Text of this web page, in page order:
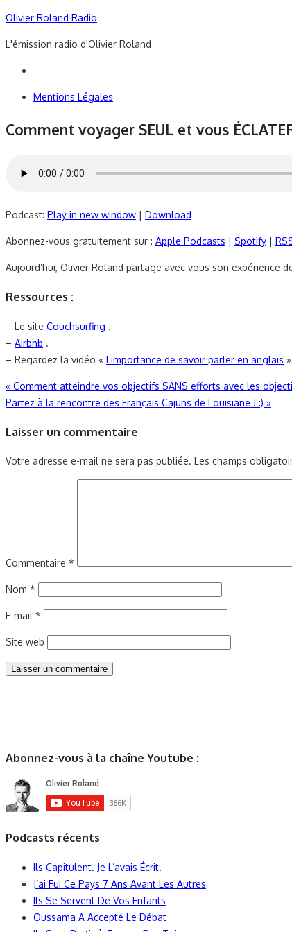
Skip
content
Olivier Roland Radio
L'émission radio d'Olivier Roland
Mentions Légales
Comment voyager SEUL et vous
Podcast: Play in new window | Download
Abonnez-vous gratuitement sur : Apple Podcasts | Spotify |
Aujourd’hui, Olivier Roland partage avec vous son expérience
Ressources :
– Le site Couchsurfing .
– Airbnb .
– Regardez la vidéo « l’importance de savoir parler en anglais
Navigation
de
l’article
« Comment atteindre vos objectifs SANS efforts avec les
Partez à la rencontre des Français Cajuns de Louisiane ! :) »
Laisser un commentaire
Votre adresse e-mail ne sera pas publiée. Les champs
Commentaire *
Nom *
E-mail *
Site web
Abonnez-vous à la chaîne Youtube :
Podcasts récents
Ils Capitulent. Je L’avais Écrit.
J’ai Fui Ce Pays 7 Ans Avant Les Autres
Ils Se Servent De Vos Enfants
Oussama A Accepté Le Débat